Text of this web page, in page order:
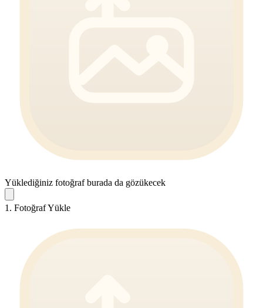
Yüklediğiniz fotoğraf burada da gözükecek
1. Fotoğraf Yükle